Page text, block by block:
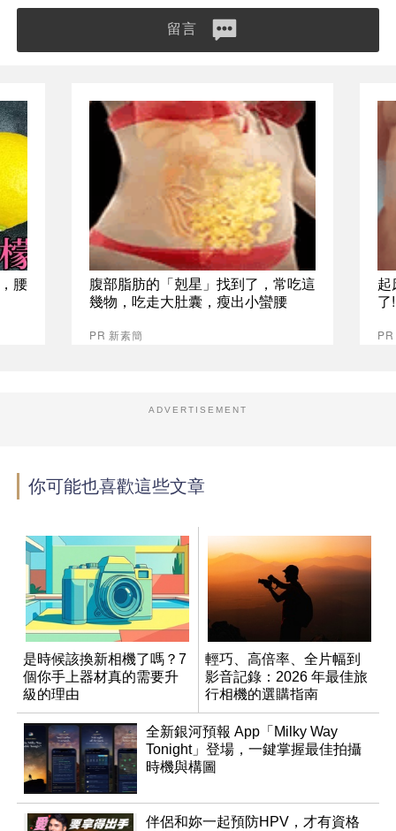
留言
腰
腹部脂肪的「剋星」找到了，常吃這
幾物，吃走大肚囊，瘦出小蠻腰
PR 新素簡
起
了
ADVERTISEMENT
你可能也喜歡這些文章
是時候該換新相機了嗎？7
個你手上器材真的需要升
級的理由
輕巧、高倍率、全片幅到
影音記錄：2026 年最佳旅
行相機的選購指南
全新銀河預報 App「Milky Way
Tonight」登場，一鍵掌握最佳拍攝
時機與構圖
伴侶和妳一起預防HPV，才有資格